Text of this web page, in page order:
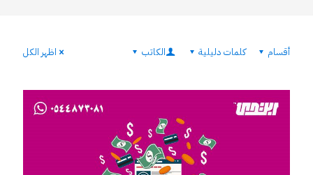
أقسام كلمات دليلية الكاتب اظهر الكل